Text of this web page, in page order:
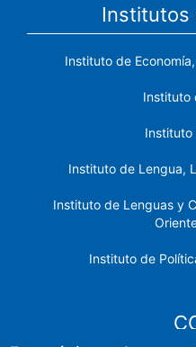
Institutos
Instituto de
Instituto
Instituto
Instituto de Lengua,
Instituto de Lenguas y
Instituto de